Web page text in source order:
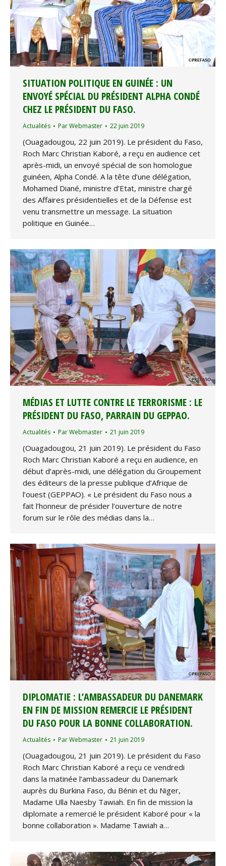
SITUATION POLITIQUE EN GUINÉE : UN
ENVOYÉ SPÉCIAL DU PRÉSIDENT ALPHA CONDÉ
CHEZ LE PRÉSIDENT DU FASO.
Actualités ParWebmaster 22 juin 2019
(Ouagadougou, 22 juin 2019). Le président du Faso,
Roch Marc Christian Kaboré, a reçu en audience cet
après-midi, un envoyé spécial de son homologue
guinéen, Alpha Condé. A la tête d’une délégation,
Mohamed Diané, ministre d’Etat, ministre chargé
des Affaires présidentielles et de la Défense est
venu transmettre un message. La situation
politique en Guinée…
MÉDIAS ET LUTTE CONTRE LE TERRORISME : LE
PRÉSIDENT DU FASO, PARRAIN DU GEPPAO.
Actualités ParWebmaster 21 juin 2019
(Ouagadougou, 21 juin 2019). Le président du Faso
Roch Marc Christian Kaboré a reçu en audience, en
début d’après-midi, une délégation du Groupement
des éditeurs de la presse publique d’Afrique de
l’ouest (GEPPAO). « Le président du Faso nous a
fait l’honneur de présider l’ouverture de notre
forum sur le rôle des médias dans la…
DIPLOMATIE : L’AMBASSADEUR DU DANEMARK
EN FIN DE MISSION REMERCIE LE PRÉSIDENT
DU FASO POUR LA BONNE COLLABORATION.
Actualités ParWebmaster 21 juin 2019
(Ouagadougou, 21 juin 2019). Le président du Faso
Roch Marc Christian Kaboré a reçu ce vendredi
dans la matinée l’ambassadeur du Danemark
auprès du Burkina Faso, du Bénin et du Niger,
Madame Ulla Naesby Tawiah. En fin de mission la
diplomate a remercié le président Kaboré pour « la
bonne collaboration ». Madame Tawiah a…